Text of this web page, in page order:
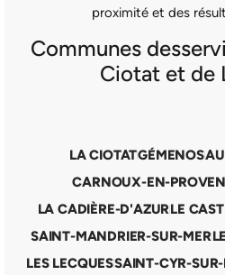
proximité et des
Communes
Ciotat et de
LA CIOTATGÉMENOS
CARNOUX-EN-
LA CADIÈRE-D'AZURLE
SAINT-MANDRIER-SUR-MER
LES LECQUESSAINT-CYR-